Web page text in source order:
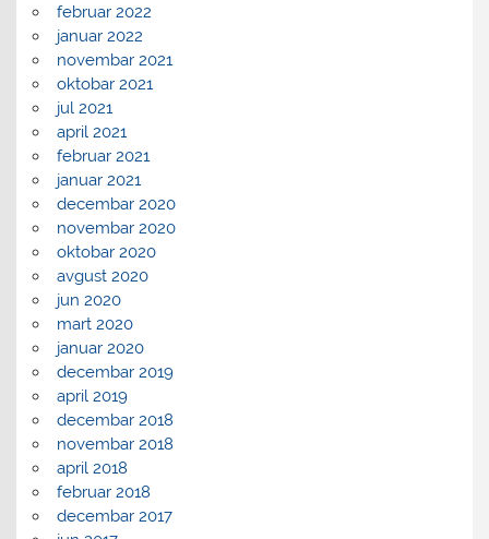
februar 2022
januar 2022
novembar 2021
oktobar 2021
jul 2021
april 2021
februar 2021
januar 2021
decembar 2020
novembar 2020
oktobar 2020
avgust 2020
jun 2020
mart 2020
januar 2020
decembar 2019
april 2019
decembar 2018
novembar 2018
april 2018
februar 2018
decembar 2017